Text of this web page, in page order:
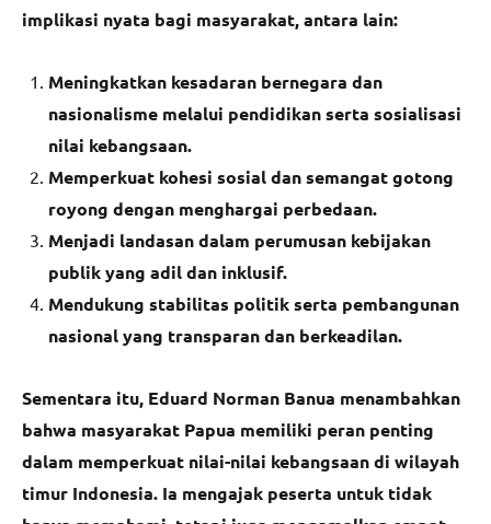
implikasi nyata bagi masyarakat, antara lain:
Meningkatkan kesadaran bernegara dan
nasionalisme melalui pendidikan serta sosialisasi
nilai kebangsaan.
Memperkuat kohesi sosial dan semangat gotong
royong dengan menghargai perbedaan.
Menjadi landasan dalam perumusan kebijakan
publik yang adil dan inklusif.
Mendukung stabilitas politik serta pembangunan
nasional yang transparan dan berkeadilan.
Sementara itu, Eduard Norman Banua menambahkan
bahwa masyarakat Papua memiliki peran penting
dalam memperkuat nilai-nilai kebangsaan di wilayah
timur Indonesia. Ia mengajak peserta untuk tidak